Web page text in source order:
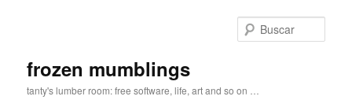
frozen mumblings
tanty's lumber room: free software, life, art and so on …